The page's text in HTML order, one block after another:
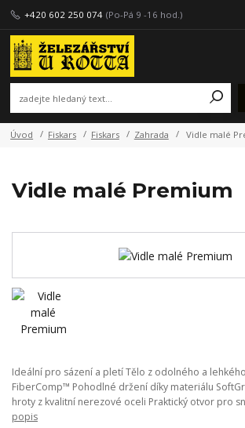
+420 602 250 074 (Po-Pá 9 -16 hod.)
Úvod Fiskars Fiskars Zahrada Vidle malé
Vidle malé Premium
Ideální pro sázení a pletí Tělo z odolného a
FiberComp™ Pohodlné držení díky materiálu
hroty z kvalitní nerezové oceli Praktický otvor pro
popis